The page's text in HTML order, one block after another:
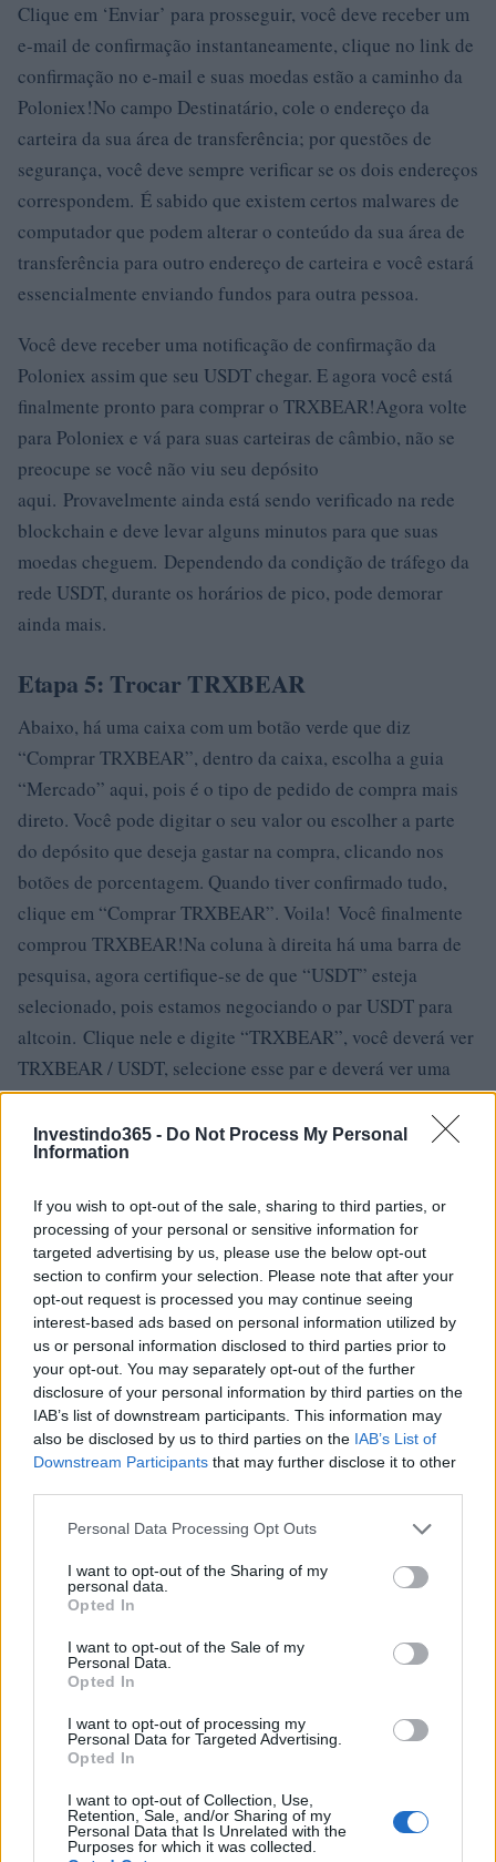
Investindo365 - Do Not Process My Personal
Information
If you wish to opt-out of the sale, sharing to third parties, or
processing of your personal or sensitive information for
targeted advertising by us, please use the below opt-out
section to confirm your selection. Please note that after your
opt-out request is processed you may continue seeing
interest-based ads based on personal information utilized by
us or personal information disclosed to third parties prior to
your opt-out. You may separately opt-out of the further
disclosure of your personal information by third parties on the
IAB’s list of downstream participants. This information may
also be disclosed by us to third parties on the IAB’s List of
Downstream Participants that may further disclose it to other
Please note that this website/app uses one or more Google
not limited to your visit or usage behaviour. You may click to
grant or deny consent to Google and its third-party tags to
use your data for below specified purposes in below Google
consent section.
Personal Data Processing Opt Outs
I want to opt-out of the Sharing of my
personal data.
Opted In
I want to opt-out of the Sale of my
Personal Data.
Opted In
I want to opt-out of processing my
Personal Data for Targeted Advertising.
Opted In
I want to opt-out of Collection, Use,
Retention, Sale, and/or Sharing of my
Personal Data that Is Unrelated with the
Purposes for which it was collected.
Clique em ‘Enviar’ para prosseguir, você deve receber um
e-mail de confirmação instantaneamente, clique no link de
confirmação no e-mail e suas moedas estão a caminho da
Poloniex!No campo Destinatário, cole o endereço da
carteira da sua área de transferência; por questões de
segurança, você deve sempre verificar se os dois endereços
correspondem. É sabido que existem certos malwares de
computador que podem alterar o conteúdo da sua área de
transferência para outro endereço de carteira e você estará
essencialmente enviando fundos para outra pessoa.
Você deve receber uma notificação de confirmação da
Poloniex assim que seu USDT chegar. E agora você está
finalmente pronto para comprar o TRXBEAR!Agora volte
para Poloniex e vá para suas carteiras de câmbio, não se
preocupe se você não viu seu depósito
aqui. Provavelmente ainda está sendo verificado na rede
blockchain e deve levar alguns minutos para que suas
moedas cheguem. Dependendo da condição de tráfego da
rede USDT, durante os horários de pico, pode demorar
ainda mais.
Etapa 5: Trocar TRXBEAR
Abaixo, há uma caixa com um botão verde que diz
“Comprar TRXBEAR”, dentro da caixa, escolha a guia
“Mercado” aqui, pois é o tipo de pedido de compra mais
direto. Você pode digitar o seu valor ou escolher a parte
do depósito que deseja gastar na compra, clicando nos
botões de porcentagem. Quando tiver confirmado tudo,
clique em “Comprar TRXBEAR”. Voila! Você finalmente
comprou TRXBEAR!Na coluna à direita há uma barra de
pesquisa, agora certifique-se de que “USDT” esteja
selecionado, pois estamos negociando o par USDT para
altcoin. Clique nele e digite “TRXBEAR”, você deverá ver
TRXBEAR / USDT, selecione esse par e deverá ver uma
tabela de preços de TRXBEAR / USDT no meio da
página.Volte para Poloniex e vá para
‘Exchange’. Estrondo! Que vista! As figuras que se
mas relaxe, vamos colocar nossas cabeças em torno disso.
Além da (s) troca (s) acima, existem algumas trocas de
criptografia populares nas quais eles têm volumes
decentes de negociação diária e uma enorme base de
usuários. Isso garantirá que você poderá vender suas
moedas a qualquer momento e as taxas serão geralmente
mais baixas. Sugere-se que você também se registre
nessas bolsas, pois uma vez que o TRXBEAR seja listado
lá, atrairá uma grande quantidade de volumes de
negociação dos usuários de lá, o que significa que você
Binance
Binance é uma bolsa de criptomoeda popular que foi
iniciada na China, mas depois mudou sua sede para a Ilha
popular por seus serviços de troca de criptografia para
criptografia. Binance explodiu em cena na mania de 2017
e desde então se tornou a maior troca de criptografia do
mundo.